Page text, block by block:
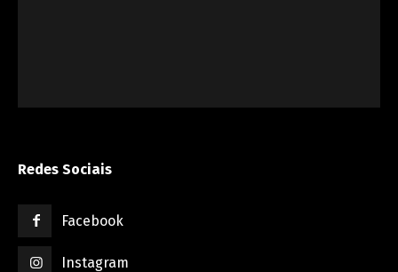
Redes Sociais
Facebook
Instagram